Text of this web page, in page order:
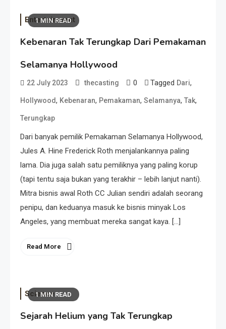
1 MIN READ
Entertainment
Kebenaran Tak Terungkap Dari Pemakaman
Selamanya Hollywood
22 July 2023 thecasting 0 Tagged Dari,
Hollywood, Kebenaran, Pemakaman, Selamanya, Tak,
Terungkap
Dari banyak pemilik Pemakaman Selamanya Hollywood,
Jules A. Hine Frederick Roth menjalankannya paling
lama. Dia juga salah satu pemiliknya yang paling korup
(tapi tentu saja bukan yang terakhir – lebih lanjut nanti).
Mitra bisnis awal Roth CC Julian sendiri adalah seorang
penipu, dan keduanya masuk ke bisnis minyak Los
Angeles, yang membuat mereka sangat kaya. […]
Read More
1 MIN READ
Science
Sejarah Helium yang Tak Terungkap